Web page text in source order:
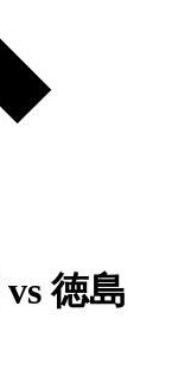
vs 徳島